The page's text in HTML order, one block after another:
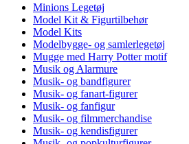
Minions Legetøj
Model Kit & Figurtilbehør
Model Kits
Modelbygge- og samlerlegetøj
Mugge med Harry Potter motif
Musik og Alarmure
Musik- og bandfigurer
Musik- og fanart-figurer
Musik- og fanfigur
Musik- og filmmerchandise
Musik- og kendisfigurer